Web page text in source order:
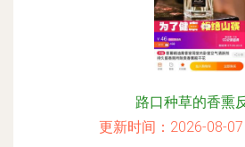
路口种草的香熏
更新时间：2026-08-07